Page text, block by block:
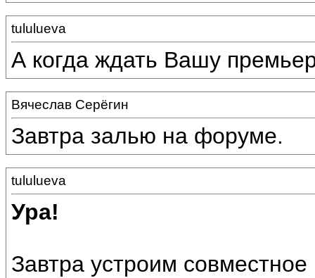
tululueva
А когда ждать Вашу
Вячеслав Серёгин
Завтра залью на форуме.
tululueva
Ура!
Завтра устроим